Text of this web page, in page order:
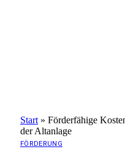
Start » Förderfähige
der Altanlage
FÖRDERUNG